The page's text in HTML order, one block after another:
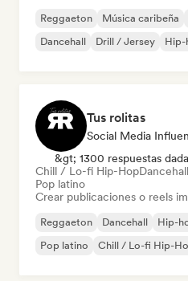
Reggaeton Música caribeña
Dancehall
Drill / Jersey Hip-
Tus rolitas
Social Media
&gt; 1300 respuestas
Chill / Lo-fi Hip-HopDancehall
Pop latino
Crear publicaciones o reels
Reggaeton Dancehall Hip-
Pop latino
Chill / Lo-fi Hip-